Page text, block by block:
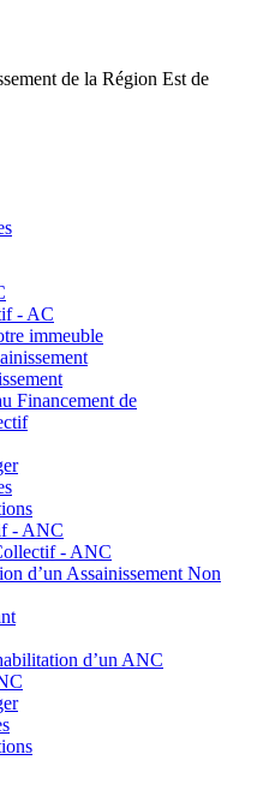
de la Région Est de
- AC
immeuble
Financement de
- ANC
- ANC
d’un Assainissement Non
d’un ANC